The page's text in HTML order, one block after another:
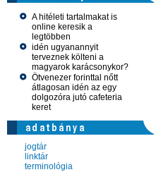
A hitéleti tartalmakat is
online keresik a
legtöbben
idén ugyanannyit
terveznek költeni a
magyarok karácsonykor?
Ötvenezer forinttal nőtt
átlagosan idén az egy
dolgozóra jutó cafeteria
keret
jogtár
linktár
terminológia